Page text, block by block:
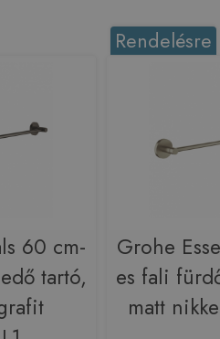
60 cm-
tartó,
Rendelésre
Grohe
es fali
matt